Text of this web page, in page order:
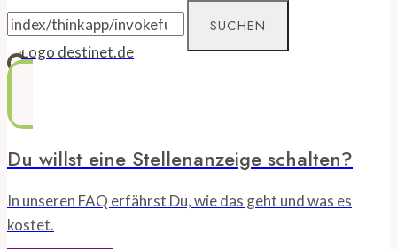
Suchen
nach:
Du willst eine Stellenanzeige schalten?
In unseren FAQ erfährst Du, wie das geht und was es
kostet.